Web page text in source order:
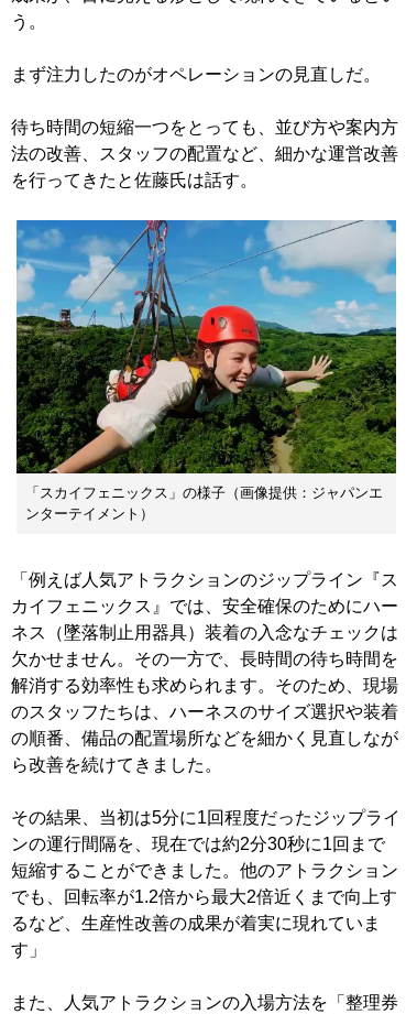
う。
まず注力したのがオペレーションの見直しだ。
待ち時間の短縮一つをとっても、並び方や案内方
法の改善、スタッフの配置など、細かな運営改善
を行ってきたと佐藤氏は話す。
「スカイフェニックス」の様子（画像提供：ジャパンエ
ンターテイメント）
「例えば人気アトラクションのジップライン『ス
カイフェニックス』では、安全確保のためにハー
ネス（墜落制止用器具）装着の入念なチェックは
欠かせません。その一方で、長時間の待ち時間を
解消する効率性も求められます。そのため、現場
のスタッフたちは、ハーネスのサイズ選択や装着
の順番、備品の配置場所などを細かく見直しなが
ら改善を続けてきました。
その結果、当初は5分に1回程度だったジップライ
ンの運行間隔を、現在では約2分30秒に1回まで
短縮することができました。他のアトラクション
でも、回転率が1.2倍から最大2倍近くまで向上す
るなど、生産性改善の成果が着実に現れていま
す」
また、人気アトラクションの入場方法を「整理券